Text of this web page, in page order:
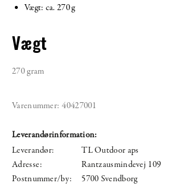
Vægt: ca. 270 g
Vægt
270 gram
Varenummer: 40427001
Leverandørinformation:
Leverandør:
TL Outdoor aps
Adresse:
Rantzausmindevej 109
Postnummer/by:
5700 Svendborg